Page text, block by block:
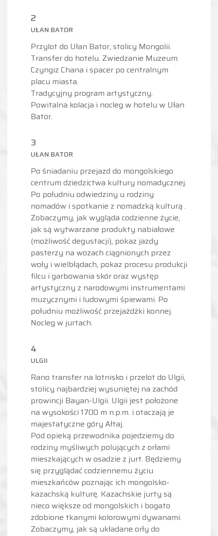
2
UŁAN BATOR
Przylot do Ułan Bator, stolicy Mongolii.
Transfer do hotelu. Zwiedzanie Muzeum
Czyngiz Chana i spacer po centralnym
placu miasta.
Tradycyjny program artystyczny.
Powitalna kolacja i nocleg w hotelu w Ułan
Bator.
3
UŁAN BATOR
Po śniadaniu przejazd do mongolskiego
centrum dziedzictwa kultury nomadycznej.
Po południu odwiedziny u rodziny
nomadów i spotkanie z nomadzką kulturą .
Zobaczymy, jak wygląda codzienne życie,
jak są wytwarzane produkty nabiałowe
(możliwość degustacji), pokaz jazdy
pasterzy na wozach ciągnionych przez
woły i wielbłądach, pokaz procesu produkcji
filcu i garbowania skór oraz występ
artystyczny z narodowymi instrumentami
muzycznymi i ludowymi śpiewami. Po
południu możliwość przejażdżki konnej.
Nocleg w jurtach.
4
ULGII
Rano transfer na lotnisko i przelot do Ulgii,
stolicy najbardziej wysuniętej na zachód
prowincji Bayan-Ulgii. Ulgii jest położone
na wysokości 1700 m n.p.m. i otaczają je
majestatyczne góry Ałtaj.
Pod opieką przewodnika pojedziemy do
rodziny myśliwych polujących z orłami
mieszkających w osadzie z jurt. Będziemy
się przyglądać codziennemu życiu
mieszkańców poznając ich mongolsko-
kazachską kulturę. Kazachskie jurty są
nieco większe od mongolskich i bogato
zdobione tkanymi kolorowymi dywanami.
Zobaczymy, jak są układane orły do